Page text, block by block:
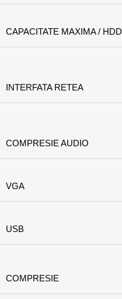
CAPACITATE MAXIMA / HDD
INTERFATA RETEA
COMPRESIE AUDIO
VGA
USB
COMPRESIE